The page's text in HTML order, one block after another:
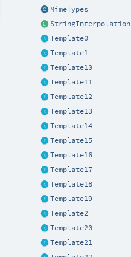
MimeTypes
StringInterpolation
Template0
Template1
Template10
Template11
Template12
Template13
Template14
Template15
Template16
Template17
Template18
Template19
Template2
Template20
Template21